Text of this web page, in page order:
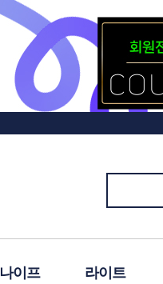
나이프 라이트